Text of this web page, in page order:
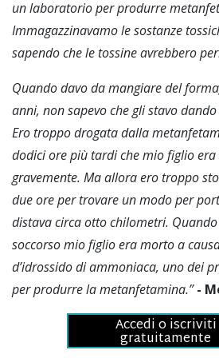
un laboratorio per produrre
Immagazzinavamo le sostanze
sapendo che le tossine avrebbero
Quando davo da mangiare del
anni, non sapevo che gli stavo
Ero troppo drogata dalla
dodici ore più tardi che mio figlio
gravemente. Ma allora ero troppo
due ore per trovare un modo per
distava circa otto chilometri.
soccorso mio figlio era mortoa
d’idrossido di ammoniaca, uno dei
per produrre la metanfetamina.” -
Accedi o iscriviti
gratuitamente